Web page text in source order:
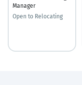
Manager
Open to Relocating